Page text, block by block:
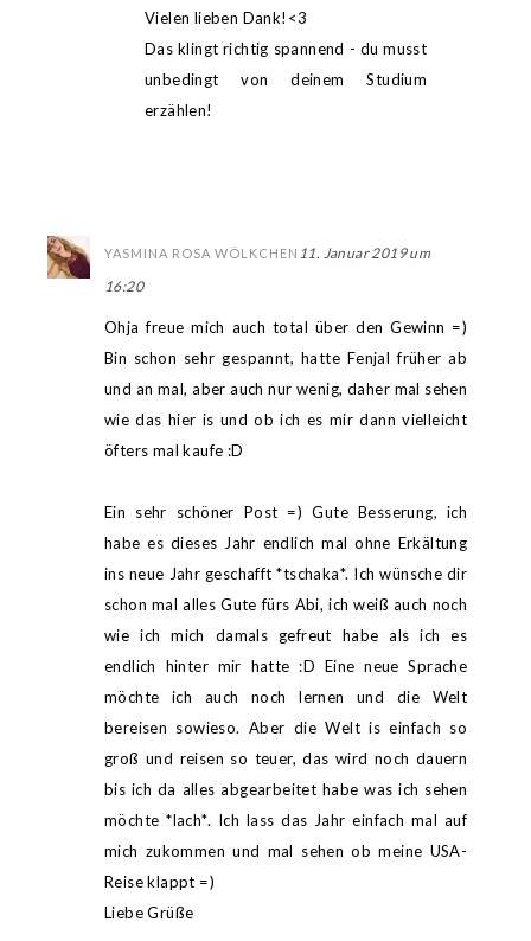
Vielen lieben Dank!<3
Das klingt richtig spannend - du musst
unbedingt von deinem Studium
erzählen!
YASMINA ROSA WÖLKCHEN 11. Januar 2019 um
16:20
Ohja freue mich auch total über den Gewinn =)
Bin schon sehr gespannt, hatte Fenjal früher ab
und an mal, aber auch nur wenig, daher mal sehen
wie das hier is und ob ich es mir dann vielleicht
öfters mal kaufe :D
Ein sehr schöner Post =) Gute Besserung, ich
habe es dieses Jahr endlich mal ohne Erkältung
ins neue Jahr geschafft *tschaka*. Ich wünsche dir
schon mal alles Gute fürs Abi, ich weiß auch noch
wie ich mich damals gefreut habe als ich es
endlich hinter mir hatte :D Eine neue Sprache
möchte ich auch noch lernen und die Welt
bereisen sowieso. Aber die Welt is einfach so
groß und reisen so teuer, das wird noch dauern
bis ich da alles abgearbeitet habe was ich sehen
möchte *lach*. Ich lass das Jahr einfach mal auf
mich zukommen und mal sehen ob meine USA-
Reise klappt =)
Liebe Grüße